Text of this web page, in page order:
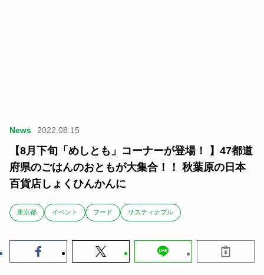
News 2022.08.15
【8月下旬「めしとも」コーナーが登場！ 】47都道
府県のごはんのおともが大集合！！ 秋葉原の日本
百貨店しょくひんかんに
東京都 イベント フード サスティナブル